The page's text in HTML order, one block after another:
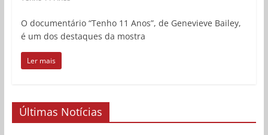
O documentário “Tenho 11 Anos”, de Genevieve Bailey,
é um dos destaques da mostra
Ler mais
Últimas Notícias